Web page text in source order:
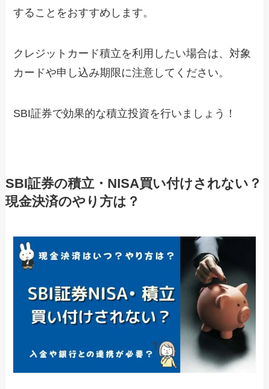
することをおすすめします。
クレジットカード積立を利用したい場合は、対象
カードや申し込み期限に注意してください。
SBI証券で効果的な積立投資を行いましょう！
SBI証券の積立・NISA買い付けされない？
現金決済のやり方は？